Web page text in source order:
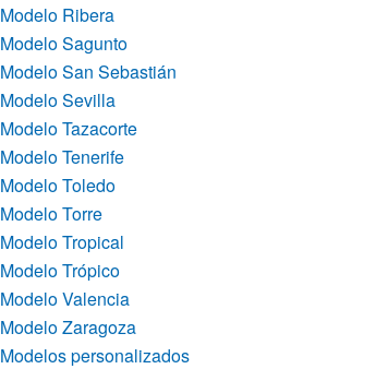
Modelo Ribera
Modelo Sagunto
Modelo San Sebastián
Modelo Sevilla
Modelo Tazacorte
Modelo Tenerife
Modelo Toledo
Modelo Torre
Modelo Tropical
Modelo Trópico
Modelo Valencia
Modelo Zaragoza
Modelos personalizados